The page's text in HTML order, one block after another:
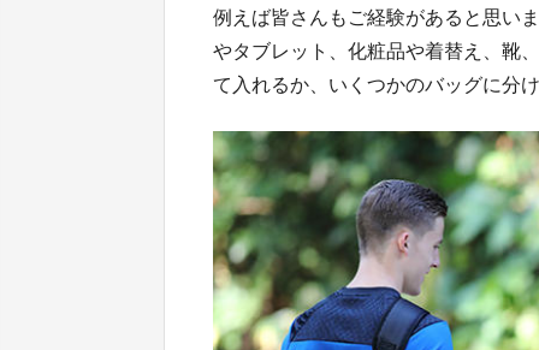
例えば皆さんもご経験があると思い
やタブレット、化粧品や着替え、靴
て入れるか、いくつかのバッグに分